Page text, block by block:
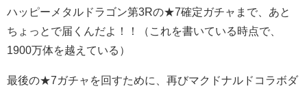
ハッピーメタルドラゴン第3Rの★7確定ガチャまで、あと
ちょっとで届くんだよ！！（これを書いている時点で、
1900万体を越えている）
最後の★7ガチャを回すために、再びマクドナルドコラボダ